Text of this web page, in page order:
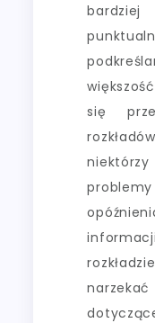
się
niektórzy